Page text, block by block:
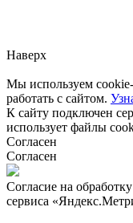
Наверх
Мы используем
работать с сайтом.
К сайту подключен
использует файлы
Согласен
Согласен
Согласие на
сервиса